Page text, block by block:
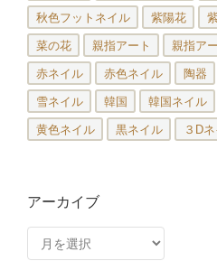
秋色フットネイル 紫陽花
菜の花 親指アート 親指ア
赤ネイル 赤色ネイル 陶器
雪ネイル 韓国 韓国ネイル
黄色ネイル 黒ネイル ３D
アーカイブ